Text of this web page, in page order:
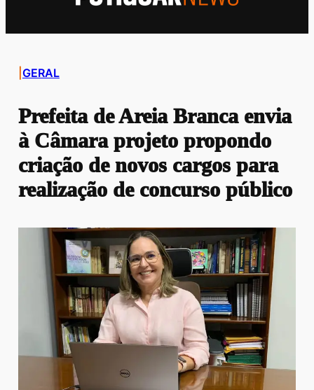
GERAL
Prefeita de Areia Branca envia
à Câmara projeto propondo
criação de novos cargos para
realização de concurso público